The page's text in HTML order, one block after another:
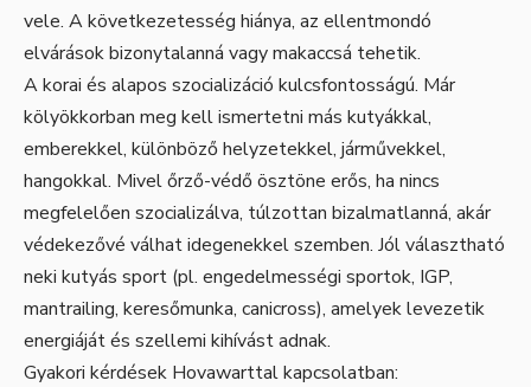
vele. A következetesség hiánya, az ellentmondó
elvárások bizonytalanná vagy makaccsá tehetik.
A korai és alapos szocializáció kulcsfontosságú. Már
kölyökkorban meg kell ismertetni más kutyákkal,
emberekkel, különböző helyzetekkel, járművekkel,
hangokkal. Mivel őrző-védő ösztöne erős, ha nincs
megfelelően szocializálva, túlzottan bizalmatlanná, akár
védekezővé válhat idegenekkel szemben. Jól választható
neki kutyás sport (pl. engedelmességi sportok, IGP,
mantrailing, keresőmunka, canicross), amelyek levezetik
energiáját és szellemi kihívást adnak.
Gyakori kérdések Hovawarttal kapcsolatban: